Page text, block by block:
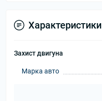
Характеристики
Захист двигуна
Марка авто